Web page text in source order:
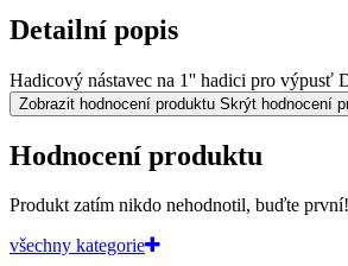
Detailní popis
Hadicový nástavec na 1'' hadici pro výpusť
Zobrazit hodnocení produktu Skrýt hodnocení
Hodnocení produktu
Produkt zatím nikdo nehodnotil, buďte první!
všechny kategorie